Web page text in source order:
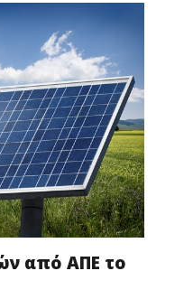
από ΑΠΕ το